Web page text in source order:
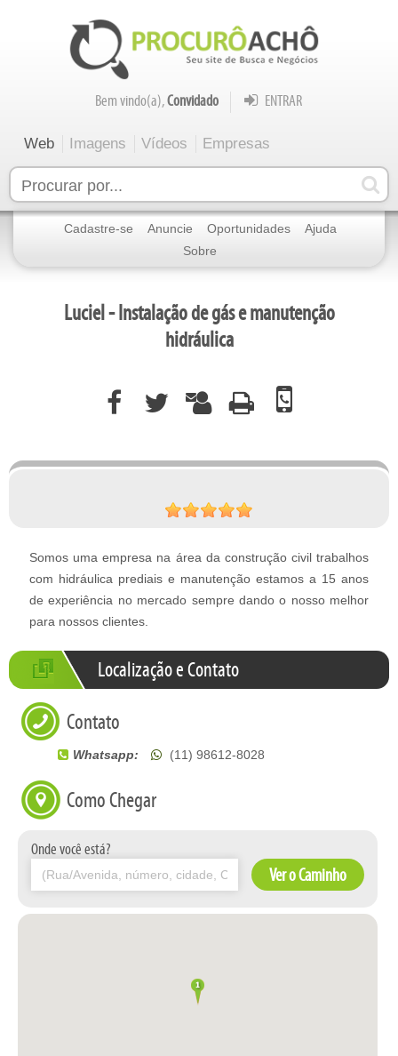
Bem vindo(a),Convidado ENTRAR
Web Imagens Vídeos Empresas
Cadastre-se Anuncie Oportunidades
Ajuda
Sobre
Luciel - Instalação de gás e manutenção
hidráulica
Somos uma empresa na área da construção civil trabalhos
com hidráulica prediais e manutenção estamos a 15 anos
de experiência no mercado sempre dando o nosso melhor
para nossos clientes.
Localização e Contato
Contato
Whatsapp: (11) 98612-8028
Como Chegar
Onde você está?
Ver o Caminho